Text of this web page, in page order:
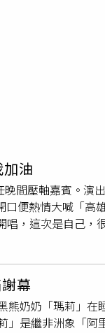
油
間壓軸嘉賓。演
口便熱情大喊「高
，這次是自己，
獸取名為「周子蟻
站上高雄舞台，她
更讚：「ONCE永
）為了此次演出
〈Let My Heart
幕
熊奶奶「瑪莉」在
」是繼非洲象「阿